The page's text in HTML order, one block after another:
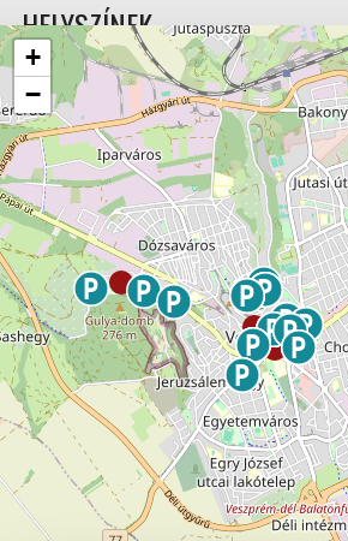
+
−
HELYSZÍNEK